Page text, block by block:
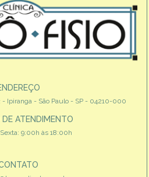
Ipiranga - São Paulo - SP - 04210-000
DE ATENDIMENTO
9:00h às 18:00h